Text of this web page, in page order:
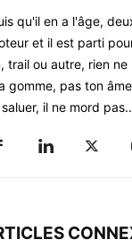
qu'il en a l'âge,
et il est parti
trail ou autre, rien ne
gomme, pas ton
il ne mord